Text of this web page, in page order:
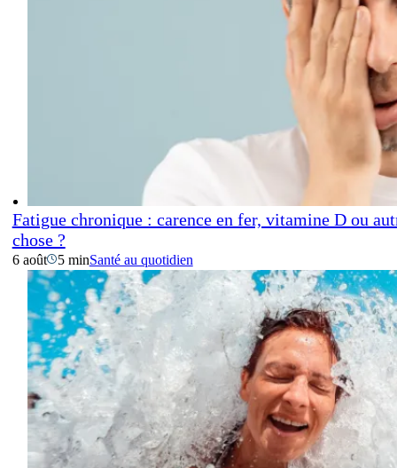
Fatigue chronique : carence en fer, vitamine D ou
chose ?
6 août 5 minSanté au quotidien